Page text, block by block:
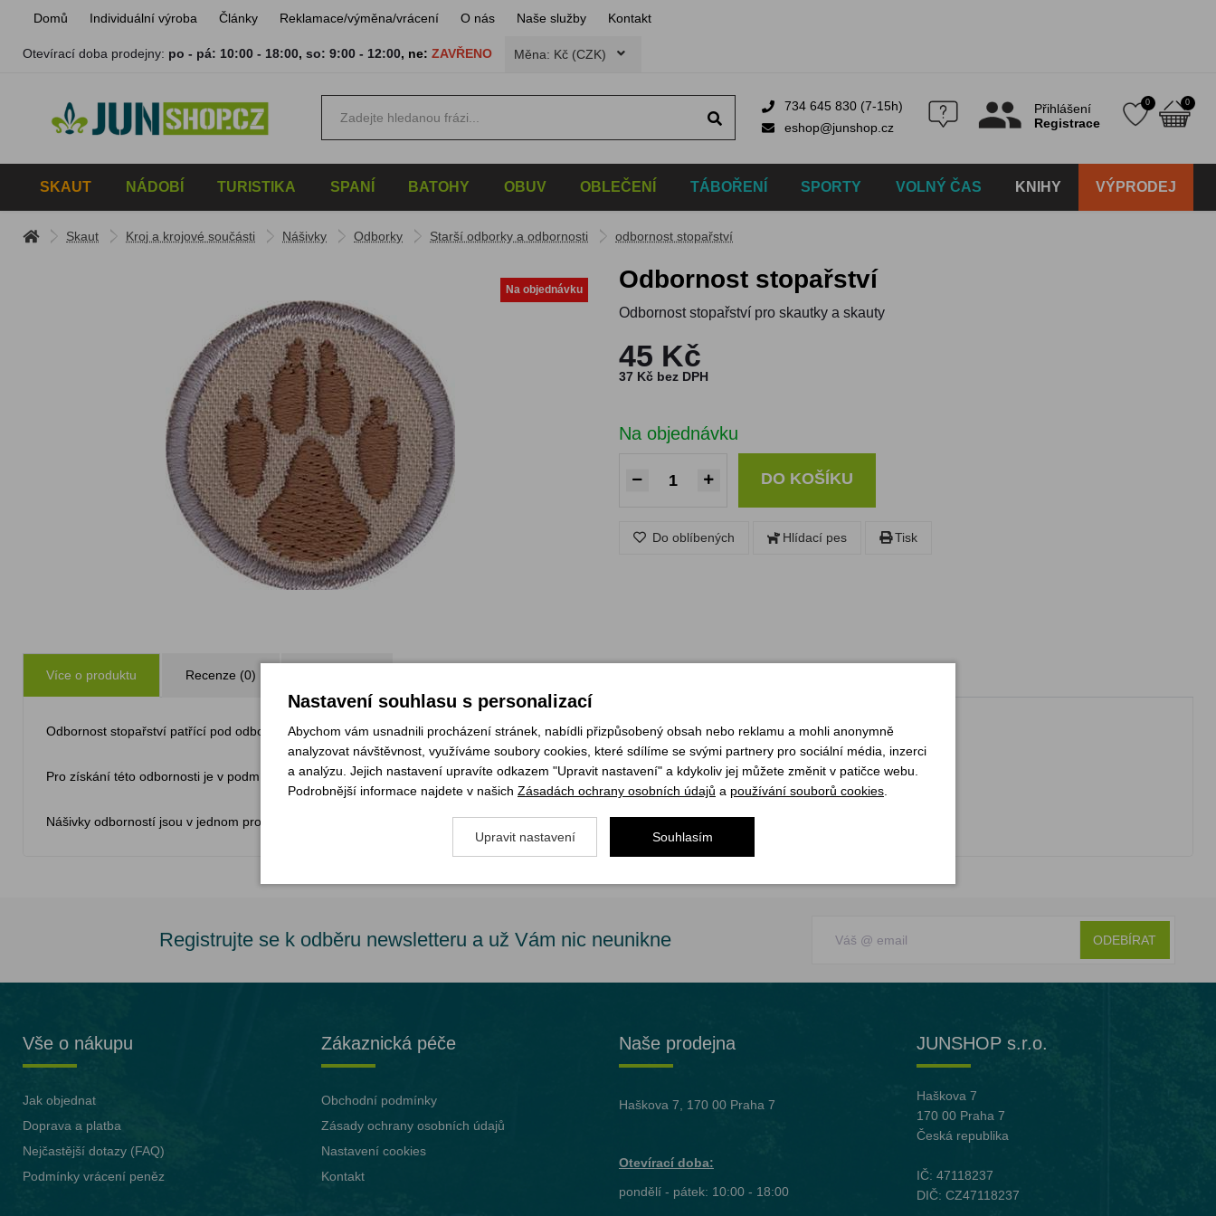
Domů Individuální výroba Články Reklamace/výměna/vrácení O nás Naše služby Kontakt
Otevírací doba prodejny: po - pá: 10:00 - 18:00,so: 9:00 - 12:00, ne: ZAVŘENO Měna: Kč (CZK)
734 645 830 (7-15h)
eshop@junshop.cz
Přihlášení
Registrace
0 0
SKAUT NÁDOBÍ TURISTIKA SPANÍ BATOHY OBUV OBLEČENÍ TÁBOŘENÍ SPORTY VOLNÝ ČAS KNIHY VÝPRODEJ
Skaut Kroj a krojové součásti Nášivky Odborky Starší odborky a odbornosti odbornost stopařství
Na objednávku odbornost stopařství
Odbornost stopařství pro skautky a skauty
45 Kč
37 Kč bez DPH
Na objednávku
DO KOŠÍKU
Do oblíbených Hlídací pes Tisk
Více o produktu Recenze (0)
Odbornost stopařství patřící pod odborku Zálesák.
Pro získání této odbornosti je v podmínkách například poynat hlas pěti zvířat z volné přírody, znát život a zvyky 10 zvířat volně žijících a další.
Nášivky odborností jsou v jednom provedení - s jedním lemem.
Registrujte se k odběru newsletteru a už Vám nic neunikne ODEBÍRAT
Vše o nákupu
Jak objednat
Doprava a platba
Nejčastější dotazy (FAQ)
Podmínky vrácení peněz
Zákaznická péče
Obchodní podmínky
Zásady ochrany osobních údajů
Nastavení cookies
Kontakt
Naše prodejna
Haškova 7, 170 00 Praha 7
Otevírací doba:
pondělí - pátek: 10:00 - 18:00
JUNSHOP s.r.o.
Haškova 7
170 00 Praha 7
Česká republika
IČ: 47118237
DIČ: CZ47118237
Nastavení souhlasu s personalizací
Abychom vám usnadnili procházení stránek, nabídli přizpůsobený obsah nebo reklamu a mohli anonymně
analyzovat návštěvnost, využíváme soubory cookies, které sdílíme se svými partnery pro sociální média, inzerci
a analýzu. Jejich nastavení upravíte odkazem "Upravit nastavení" a kdykoliv jej můžete změnit v patičce webu.
Podrobnější informace najdete v našich Zásadách ochrany osobních údajů a používání souborů cookies
Upravit nastavení Souhlasím